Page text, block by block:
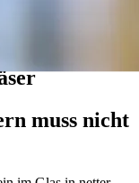
muss nicht